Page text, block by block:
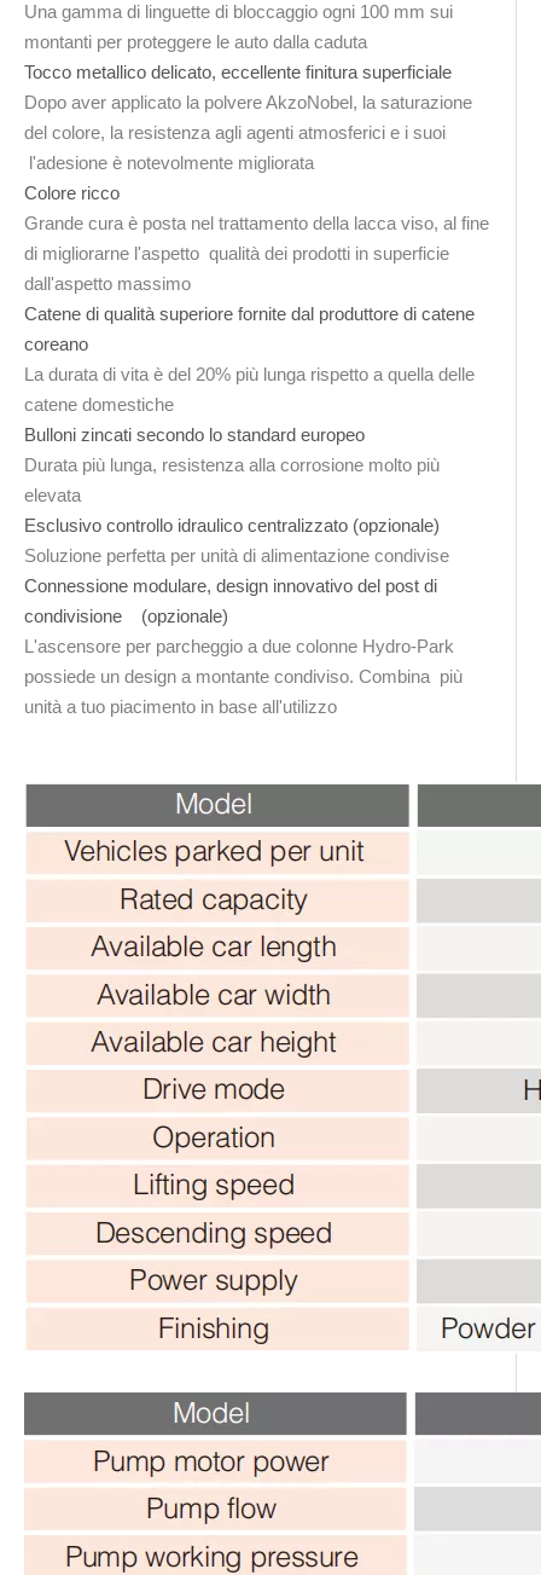
Una gamma di linguette di bloccaggio ogni 100 mm sui
montanti per proteggere le auto dalla caduta
Tocco metallico delicato, eccellente finitura superficiale
Dopo aver applicato la polvere AkzoNobel, la saturazione
del colore, la resistenza agli agenti atmosferici e i suoi
l'adesione è notevolmente migliorata
Colore ricco
Grande cura è posta nel trattamento della lacca viso, al fine
di migliorarne l'aspetto qualità dei prodotti in superficie
dall'aspetto massimo
Catene di qualità superiore fornite dal produttore di catene
coreano
La durata di vita è del 20% più lunga rispetto a quella delle
catene domestiche
Bulloni zincati secondo lo standard europeo
Durata più lunga, resistenza alla corrosione molto più
elevata
Esclusivo controllo idraulico centralizzato (opzionale)
Soluzione perfetta per unità di alimentazione condivise
Connessione modulare, design innovativo del post di
condivisione (opzionale)
L'ascensore per parcheggio a due colonne Hydro-Park
possiede un design a montante condiviso. Combina più
unità a tuo piacimento in base all'utilizzo